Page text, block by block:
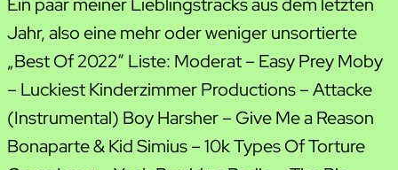
Jahr, also eine mehr oder weniger unsortierte
„Best Of 2022“ Liste: Moderat – Easy Prey Moby
– Luckiest Kinderzimmer Productions – Attacke
(Instrumental) Boy Harsher – Give Me a Reason
Bonaparte & Kid Simius – 10k Types Of Torture